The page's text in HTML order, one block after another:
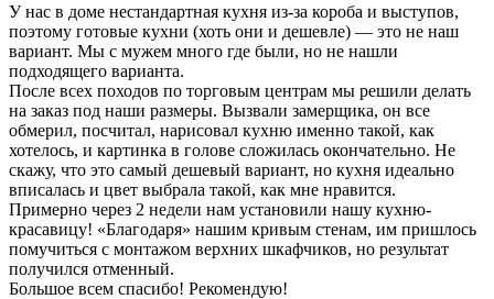
У нас в доме нестандартная кухня из-за короба и выступов,
поэтому готовые кухни (хоть они и дешевле) — это не наш
вариант. Мы с мужем много где были, но не нашли
подходящего варианта.
После всех походов по торговым центрам мы решили делать
на заказ под наши размеры. Вызвали замерщика, он все
обмерил, посчитал, нарисовал кухню именно такой, как
хотелось, и картинка в голове сложилась окончательно. Не
скажу, что это самый дешевый вариант, но кухня идеально
вписалась и цвет выбрала такой, как мне нравится.
Примерно через 2 недели нам установили нашу кухню-
красавицу! «Благодаря» нашим кривым стенам, им пришлось
помучиться с монтажом верхних шкафчиков, но результат
получился отменный.
Большое всем спасибо! Рекомендую!